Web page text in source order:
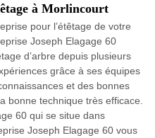
à Morlincourt
pour l’étêtage de votre
Joseph Elagage 60
d’arbre depuis plusieurs
grâce à ses équipes
et des bonnes
bonne technique très efficace.
60 qui se situe dans
Joseph Elagage 60 vous